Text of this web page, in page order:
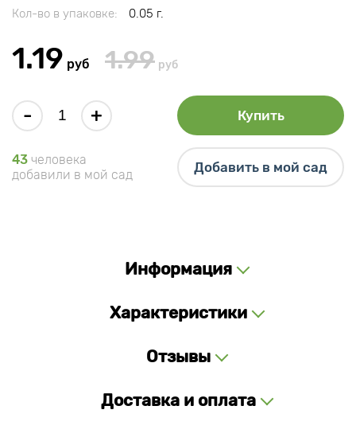
Кол-во в упаковке:
0.05 г.
1.19 руб 1.99 руб
- + Купить
43 человека
добавили в мой сад
Добавить в мой сад
Информация
Характеристики
Отзывы
Доставка и оплата